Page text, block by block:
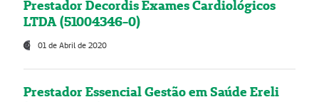
Prestador Decordis Exames Cardiológicos
LTDA (51004346-0)
01 de Abril de 2020
Prestador Essencial Gestão em Saúde Ereli